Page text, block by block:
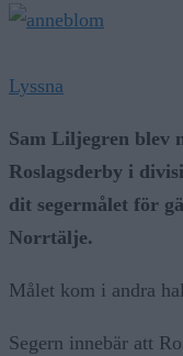
Lyssna
Sam Liljegren blev
Roslagsderby i
dit segermålet för
Norrtälje.
Målet kom i andra
Segern innebär att